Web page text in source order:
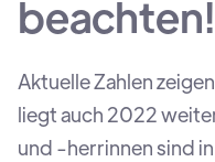
beachten!
Aktuelle Zahlen
liegt auch 2022
und -herrinnen sind